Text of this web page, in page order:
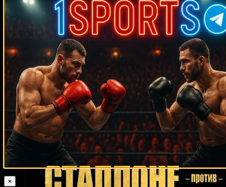
Джон Джон Молина Арт Сервано Рикардо Брайант
Конжестина
Ачиенг
Бранко Собот Куваныч Тойгонбаев Тим Андерсон Евгений
Махтиенко
Вячеслав Яковенко Осси Окасио Аксель Шульц
Рейнальдо Майнас Тони Менефи
Фредди Круз
Френк Люкс
Голден Джонсон Джон Сенегал Лайос Эрос Луис
Моррад Хаккар Дэнни Шихан Darya
Zheleznyakova Паэа Вольфграмм Кен Лакуста Роман Огульчанский
Аюб Калуле Дэвид Туа Эстебан Родригес Луис Коллацо
Гжегож Прокса Рикардо Нуньес Калиста Сильгадо Бен Нсафоа
Деррик Джефферсон Тони Пеп Фернандо Варгас
Фаррух
Мадаминов Маркос Джеральдо Пол Смит Йоури Каленга Исмаил
Абдул
Монти Барретт Джонни Уолкер
×